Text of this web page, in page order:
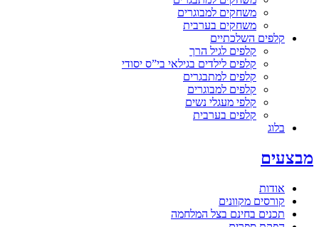
משחקים למבוגרים
משחקים בערבית
קלפים השלכתיים
קלפים לגיל הרך
קלפים לילדים בגילאי בי”ס יסודי
קלפים למתבגרים
קלפים למבוגרים
קלפי מעגלי נשים
קלפים בערבית
בלוג
מבצעים
אודות
קורסים מקוונים
תכנים בחינם בצל המלחמה